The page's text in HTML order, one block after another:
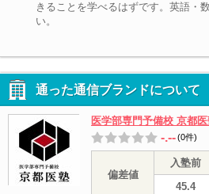
きることを学べるはずです。英語・
い。
通った通信ブランドについて
医学部専門予備校 京都
-.--(0件)
偏差値
入塾前
45.4